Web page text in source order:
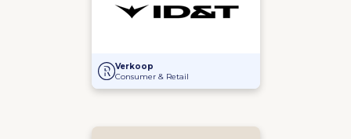
Overname van Milkshake Festival door ID&T
Verkoop
Consumer & Retail